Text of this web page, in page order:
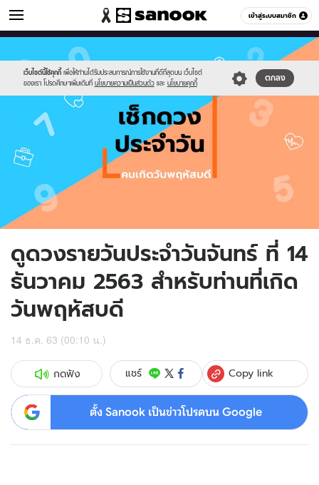
เข้าสู่ระบบสมาชิก
ดูดวง หมวดอื่นๆ
เว็บไซต์นี้ใช้คุกกี้ เพื่อให้ท่านได้รับประสบการณ์การใช้งานที่ดีที่สุดบน เว็บไซต์
ของเรา โปรดศึกษาเพิ่มเติมที่ นโยบายความเป็นส่วนตัว และ นโยบายคุกกี้
ตกลง
//s.isanook.com/sr/0/images/logo-
new-
sanook.png
//s.isanook.com/ho/0/ud/fxd/day/day-
5.png
ดูดวงรายวันประจำวันจันทร์ ที่ 14
ธันวาคม 2563 สำหรับท่านที่เกิด
วันพฤหัสบดี
14 ธ.ค. 63 (00:10 น.)
กดฟัง แชร์ Copy link
ตั้ง Sanook เป็นข่าวโปรดบน Google